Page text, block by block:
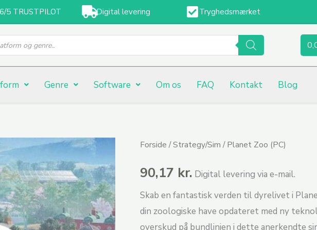
5 TRUSTPILOT Digital levering Tryghedsmærket
Genre Software Om os FAQ Kontakt Blog
Forside /Strategy/Sim / Planet Zoo (PC)
90,17 kr. Digital levering via e-mail.
Skab en fantastisk verden til dyrelivet i
din zoologiske have opdateret med ny
overskud på bundlinjen i dette anerkendte
Planet
(PC)
antal